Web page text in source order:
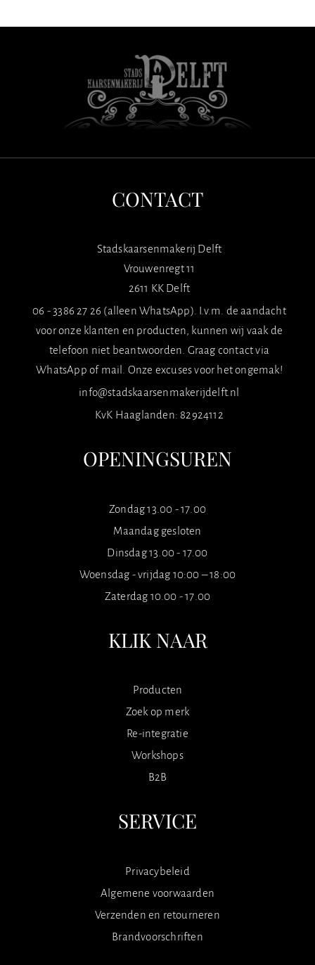
CONTACT
Stadskaarsenmakerij Delft
Vrouwenregt 11
2611 KK Delft
06 - 3386 27 26 (alleen WhatsApp). I.v.m. de aandacht
voor onze klanten en producten, kunnen wij vaak de
telefoon niet beantwoorden. Graag contact via
WhatsApp of mail. Onze excuses voor het ongemak!
info@stadskaarsenmakerijdelft.nl
KvK Haaglanden: 82924112
OPENINGSUREN
Zondag 13.00 - 17.00
Maandag gesloten
Dinsdag 13.00 - 17.00
Woensdag - vrijdag 10:00 – 18:00
Zaterdag 10.00 - 17.00
KLIK NAAR
Producten
Zoek op merk
Re-integratie
Workshops
B2B
SERVICE
Privacybeleid
Algemene voorwaarden
Verzenden en retourneren
Brandvoorschriften